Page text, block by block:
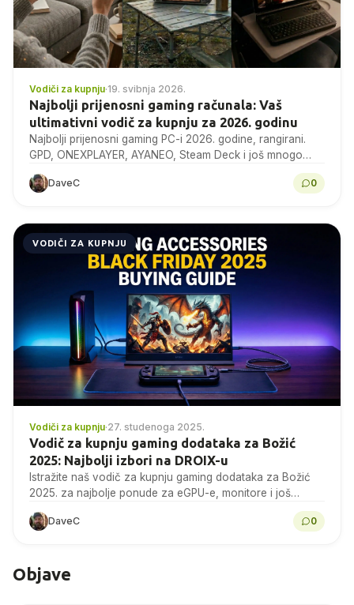
Vodiči za kupnju·19. svibnja 2026.
Najbolji prijenosni gaming računala: Vaš
ultimativni vodič za kupnju za 2026. godinu
Najbolji prijenosni gaming PC-i 2026. godine, rangirani.
GPD, ONEXPLAYER, AYANEO, Steam Deck i još mnogo
savjetima za kupnju.
DaveC 0
VODIČI ZA KUPNJU
Vodiči za kupnju·27. studenoga 2025.
Vodič za kupnju gaming dodataka za Božić
2025: Najbolji izbori na DROIX-u
Istražite naš vodič za kupnju gaming dodataka za Božić
2025. za najbolje ponude za eGPU-e, monitore i još
DaveC 0
Objave